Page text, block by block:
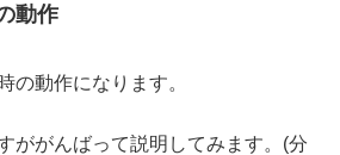
動作
の動作になります。
ががんばって説明してみます。(分